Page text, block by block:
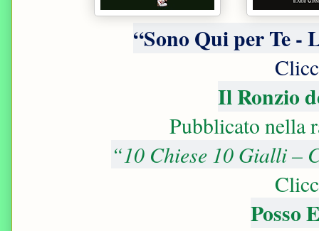
“Sono Qui per Te -
Il Ronzio
Pubblicato nella
“10 Chiese 10 Gialli –
Posso